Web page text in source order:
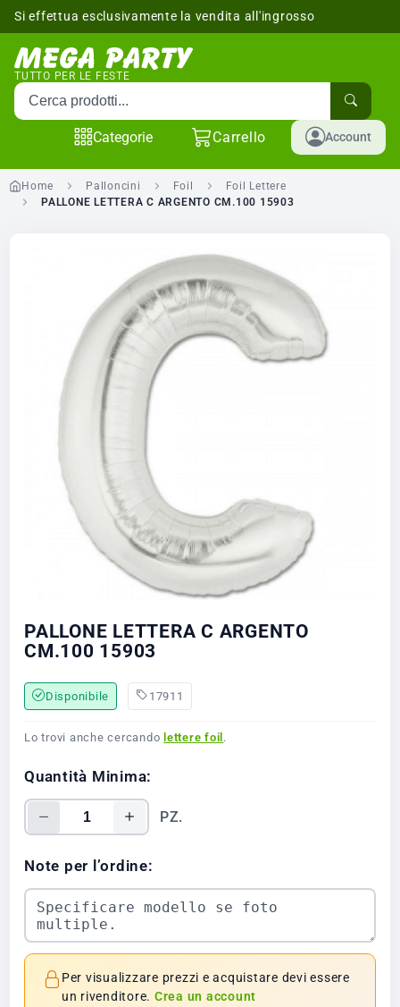
Si effettua esclusivamente la vendita all'ingrosso
TUTTO PER LE FESTE
Cerca prodotti
Categorie Carrello Account
Home Palloncini Foil
Foil Lettere
PALLONE LETTERA C ARGENTO CM.100 15903
PALLONE LETTERA C ARGENTO
CM.100 15903
Disponibile 17911
Lo trovi anche cercando lettere foil .
Quantità Minima:
PZ.
Note per l’ordine:
Per visualizzare prezzi e acquistare devi essere
un rivenditore. Crea un account